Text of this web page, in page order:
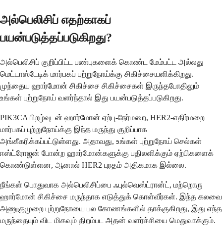
அல்பெலிசிப் எதற்காகப்
பயன்படுத்தப்படுகிறது?
அல்பெலிசிப் குறிப்பிட்ட பண்புகளைக் கொண்ட மேம்பட்ட அல்லது
மெட்டாஸ்டேடிக் மார்பகப் புற்றுநோய்க்கு சிகிச்சையளிக்கிறது.
முந்தைய ஹார்மோன் சிகிச்சை சிகிச்சைகள் இருந்தபோதிலும்
உங்கள் புற்றுநோய் வளர்ந்தால் இது பயன்படுத்தப்படுகிறது.
PIK3CA பிறழ்வுடன் ஹார்மோன் ஏற்பு-நேர்மறை, HER2-எதிர்மறை
மார்பகப் புற்றுநோய்க்கு இந்த மருந்து குறிப்பாக
அங்கீகரிக்கப்பட்டுள்ளது. அதாவது, உங்கள் புற்றுநோய் செல்கள்
ஈஸ்ட்ரோஜன் போன்ற ஹார்மோன்களுக்கு பதிலளிக்கும் ஏற்பிகளைக்
கொண்டுள்ளன, ஆனால் HER2 புரதம் அதிகமாக இல்லை.
நீங்கள் பொதுவாக அல்பெலிசிப்பை ஃபுல்வெஸ்ட்ரான்ட், மற்றொரு
ஹார்மோன் சிகிச்சை மருந்தாக எடுத்துக் கொள்வீர்கள். இந்த கலவை
அணுகுமுறை புற்றுநோயை பல கோணங்களில் தாக்குகிறது, இது எந்த
மருந்தையும் விட மிகவும் திறம்பட அதன் வளர்ச்சியை மெதுவாக்கும்.